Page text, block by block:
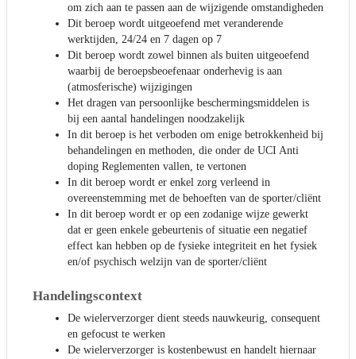
om zich aan te passen aan de wijzigende omstandigheden
Dit beroep wordt uitgeoefend met veranderende
werktijden, 24/24 en 7 dagen op 7
Dit beroep wordt zowel binnen als buiten uitgeoefend
waarbij de beroepsbeoefenaar onderhevig is aan
(atmosferische) wijzigingen
Het dragen van persoonlijke beschermingsmiddelen is
bij een aantal handelingen noodzakelijk
In dit beroep is het verboden om enige betrokkenheid bij
behandelingen en methoden, die onder de UCI Anti
doping Reglementen vallen, te vertonen
In dit beroep wordt er enkel zorg verleend in
overeenstemming met de behoeften van de sporter/cliënt
In dit beroep wordt er op een zodanige wijze gewerkt
dat er geen enkele gebeurtenis of situatie een negatief
effect kan hebben op de fysieke integriteit en het fysiek
en/of psychisch welzijn van de sporter/cliënt
Handelingscontext
De wielerverzorger dient steeds nauwkeurig, consequent
en gefocust te werken
De wielerverzorger is kostenbewust en handelt hiernaar